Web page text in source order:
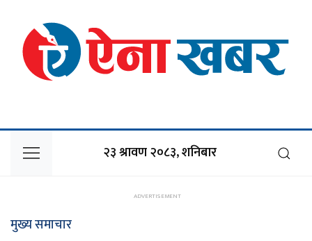
२३ श्रावण २०८३, शनिबार
मुख्य समाचार